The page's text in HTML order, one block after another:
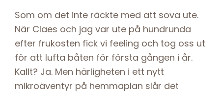
Som om det inte räckte med att sova ute.
När Claes och jag var ute på hundrunda
efter frukosten fick vi feeling och tog oss ut
för att lufta båten för första gången i år.
Kallt? Ja. Men härligheten i ett nytt
mikroäventyr på hemmaplan slår det